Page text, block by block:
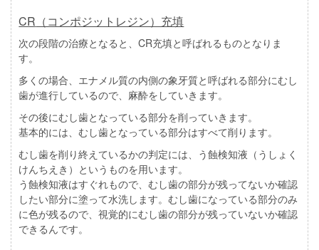
CR （コンポジットレジン）充填
次の段階の治療となると、CR充填と呼ばれるものとなりま
す。
多くの場合、エナメル質の内側の象牙質と呼ばれる部分にむし
歯が進行しているので、麻酔をしていきます。
その後にむし歯となっている部分を削っていきます。
基本的には、むし歯となっている部分はすべて削ります。
むし歯を削り終えているかの判定には、う蝕検知液（うしょく
けんちえき）というものを用います。
う蝕検知液はすぐれもので、むし歯の部分が残ってないか確認
したい部分に塗って水洗します。むし歯になっている部分のみ
に色が残るので、視覚的にむし歯の部分が残っていないか確認
できるんです。